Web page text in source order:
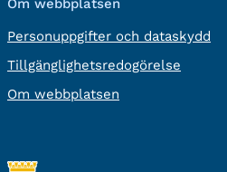
Om webbplatsen
Personuppgifter och dataskydd
Tillgänglighetsredogörelse
Om webbplatsen